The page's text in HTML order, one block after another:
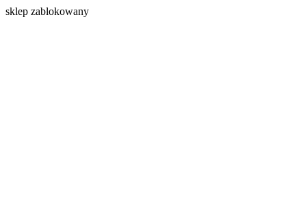
sklep zablokowany